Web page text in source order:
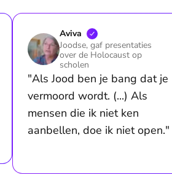
Aviva
Joodse, gaf presentaties
over de Holocaust op
scholen
"Als Jood ben je bang dat je
vermoord wordt. (...) Als
mensen die ik niet ken
aanbellen, doe ik niet open."